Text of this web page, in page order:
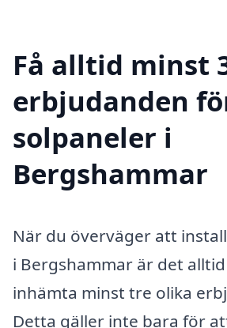
Få alltid minst
erbjudanden
solpaneler i
Bergshammar
När du överväger att
i Bergshammar är det
in­hämta minst tre olika
Detta gäller inte bara för